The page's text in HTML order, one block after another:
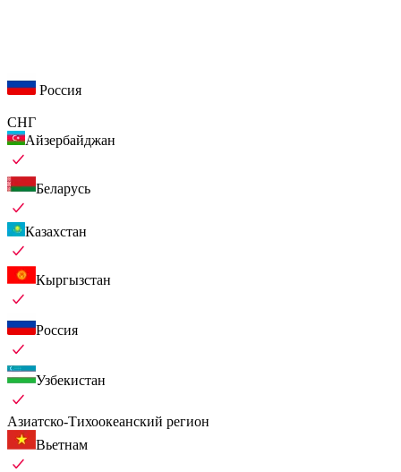
Россия
СНГ
Айзербайджан
Беларусь
Казахстан
Кыргызстан
Россия
Узбекистан
Азиатско-Тихоокеанский регион
Вьетнам